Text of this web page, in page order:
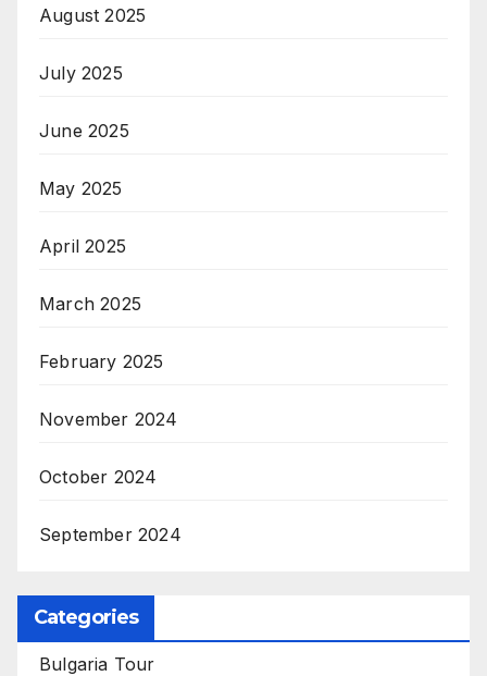
August 2025
July 2025
June 2025
May 2025
April 2025
March 2025
February 2025
November 2024
October 2024
September 2024
Categories
Bulgaria Tour